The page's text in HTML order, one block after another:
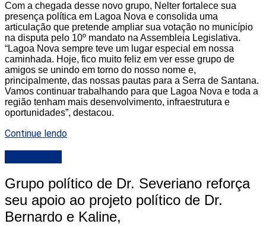
Com a chegada desse novo grupo, Nelter fortalece sua
presença política em Lagoa Nova e consolida uma
articulação que pretende ampliar sua votação no município
na disputa pelo 10º mandato na Assembleia Legislativa.
“Lagoa Nova sempre teve um lugar especial em nossa
caminhada. Hoje, fico muito feliz em ver esse grupo de
amigos se unindo em torno do nosso nome e,
principalmente, das nossas pautas para a Serra de Santana.
Vamos continuar trabalhando para que Lagoa Nova e toda a
região tenham mais desenvolvimento, infraestrutura e
oportunidades”, destacou.
Continue lendo
Grupo político de Dr. Severiano reforça
seu apoio ao projeto político de Dr.
Bernardo e Kaline,